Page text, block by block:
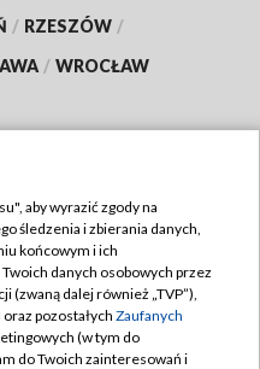
/ RZESZÓW /
/ WROCŁAW
TVP
aby wyrazić zgody na
śledzenia i zbierania danych,
końcowym i ich
danych osobowych przez
(zwaną dalej również „TVP”),
oraz pozostałych Zaufanych
(w tym do
do Twoich zainteresowań i